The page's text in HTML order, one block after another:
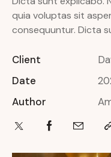
quia voluptas sit
consequuntur. Dicta
Client
Date
Author